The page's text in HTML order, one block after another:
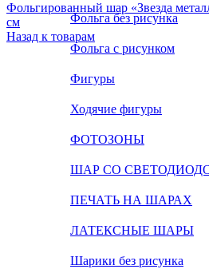
Фольга без рисунка
Фольга с рисунком
Фигуры
Ходячие фигуры
ФОТОЗОНЫ
ШАР СО
ПЕЧАТЬ НА ШАРАХ
ЛАТЕКСНЫЕ ШАРЫ
Шарики без рисунка
Фольгированный шар «Звезда
см
Назад к товарам